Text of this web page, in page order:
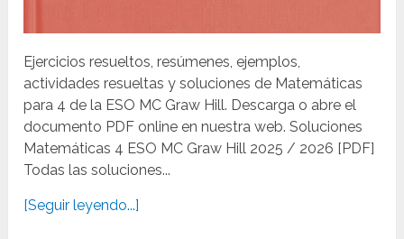
Ejercicios resueltos, resúmenes, ejemplos,
actividades resueltas y soluciones de Matemáticas
para 4 de la ESO MC Graw Hill. Descarga o abre el
documento PDF online en nuestra web. Soluciones
Matemáticas 4 ESO MC Graw Hill 2025 / 2026 [PDF]
Todas las soluciones...
[Seguir leyendo...]